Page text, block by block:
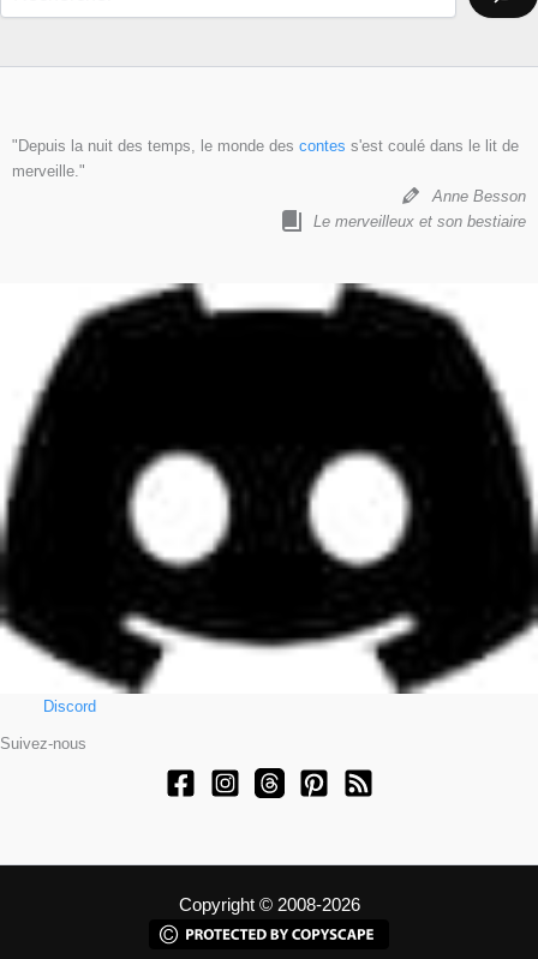
"Depuis la nuit des temps, le monde des contes s'est coulé dans le lit de
merveille."
Anne Besson
Le merveilleux et son bestiaire
Discord
Suivez-nous
Copyright © 2008-2026